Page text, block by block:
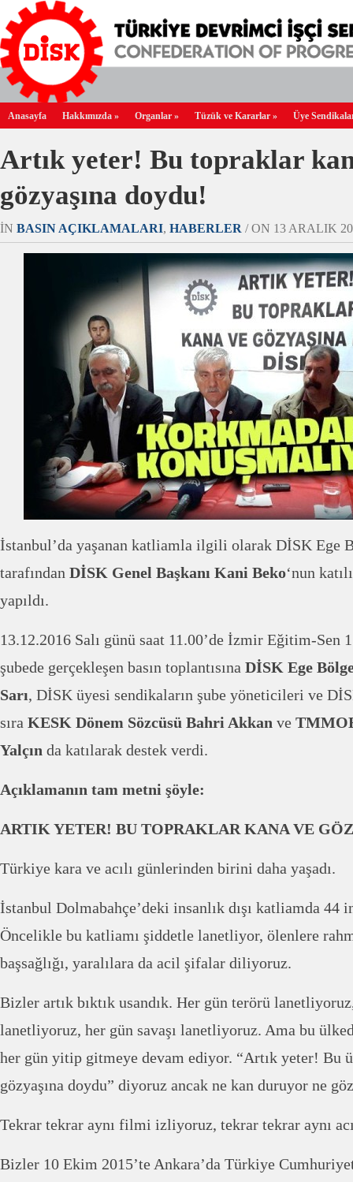
Anasayfa Hakkımızda » Organlar » Tüzük ve Kararlar » Üye
Artık yeter! Bu topraklar
gözyaşına doydu!
IN BASIN AÇIKLAMALARI, HABERLER / ON 13 ARALIK
İstanbul’da yaşanan katliamla ilgili olarak DİSK Ege
tarafından DİSK Genel Başkanı Kani Beko‘nun
yapıldı.
13.12.2016 Salı günü saat 11.00’de İzmir Eğitim-Sen
şubede gerçekleşen basın toplantısına DİSK Ege
Sarı, DİSK üyesi sendikaların şube yöneticileri ve
sıra KESK Dönem Sözcüsü Bahri Akkan ve
Yalçın da katılarak destek verdi.
Açıklamanın tam metni şöyle:
ARTIK YETER! BU TOPRAKLAR KANA VE
Türkiye kara ve acılı günlerinden birini daha yaşadı.
İstanbul Dolmabahçe’deki insanlık dışı katliamda 44
Öncelikle bu katliamı şiddetle lanetliyor, ölenlere
başsağlığı, yaralılara da acil şifalar diliyoruz.
Bizler artık bıktık usandık. Her gün terörü
lanetliyoruz, her gün savaşı lanetliyoruz. Ama bu
her gün yitip gitmeye devam ediyor. “Artık yeter! Bu
gözyaşına doydu” diyoruz ancak ne kan duruyor ne
Tekrar tekrar aynı filmi izliyoruz, tekrar tekrar aynı
Bizler 10 Ekim 2015’te Ankara’da Türkiye